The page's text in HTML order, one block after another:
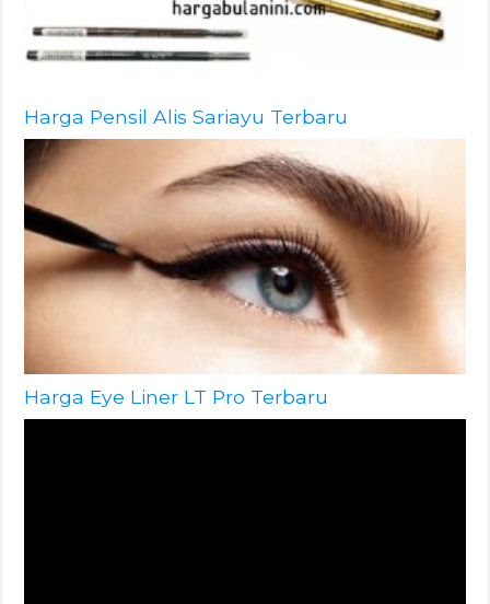
Harga Pensil Alis Sariayu Terbaru
Harga Eye Liner LT Pro Terbaru